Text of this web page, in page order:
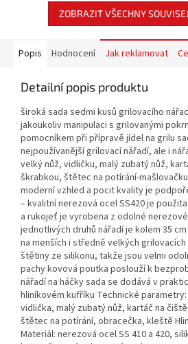
ZOBRAZIT VŠECHNY
Popis Hodnocení Jak reklamovat
Detailní popis produktu
široká sada sedmi kusů grilovacího
jakoukoliv manipulaci s grilovanými
pomocníkem při přípravě jídel na grilu
nejpoužívanější grilovací nářadí, ale i
velký nůž, vidličku, malý zubatý nůž,
škrabkou, štětec na potírání-
moderní vzhled a pocit kvality je
– kvalitní nerezová ocel SS420 je
a rukojeť je vyrobena z odolné
jednotlivých druhů nářadí je kolem 35
na menších i středně velkých
štětiny ze silikonu, takže jsou velmi
pachy kovová poutka poslouží k
nářadí na háčky sada se dodává v
hliníkovém kufříku Technické
vidlička, malý zubatý nůž, kartáč na
štětec na potírání, obracečka, kleště
Materiál: nerezová ocel SS 410 a 420,